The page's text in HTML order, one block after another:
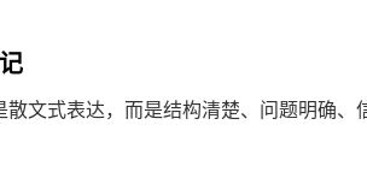
文式表达，而是结构清楚、问题明确、